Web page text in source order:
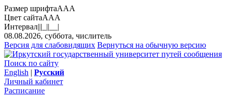
Размер шрифтаAAA
Цвет сайтаAAA
Интервал|||_||__|
08.08.2026, суббота, числитель
Версия для слабовидящих Вернуться на обычную версию
Поиск по сайту
English | Русский
Личный кабинет
Расписание